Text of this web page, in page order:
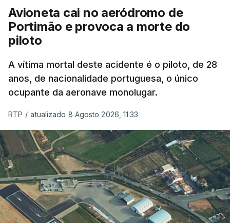
Avioneta cai no aeródromo de
Portimão e provoca a morte do
piloto
A vítima mortal deste acidente é o piloto, de 28
anos, de nacionalidade portuguesa, o único
ocupante da aeronave monolugar.
RTP / atualizado 8 Agosto 2026, 11:33